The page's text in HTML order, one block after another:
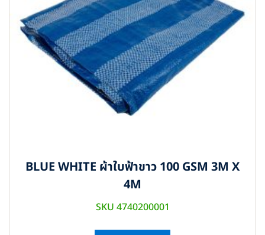
BLUE WHITE ผ้าใบฟ้าขาว 100 GSM 3M X
4M
SKU 4740200001